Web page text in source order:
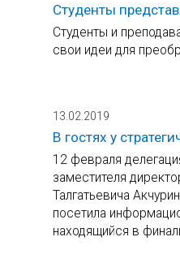
Студенты
Студенты и
свои идеи для
13.02.2019
В гостях у
12 февраля
заместителя
Талгатьевича
посетила
находящийся в